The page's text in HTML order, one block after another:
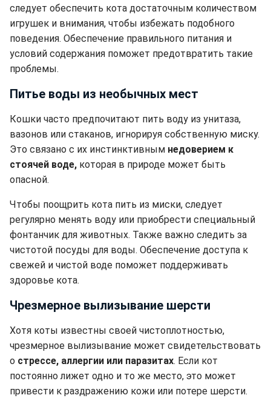
следует обеспечить кота достаточным количеством
игрушек и внимания, чтобы избежать подобного
поведения. Обеспечение правильного питания и
условий содержания поможет предотвратить такие
проблемы.
Питье воды из необычных мест
Кошки часто предпочитают пить воду из унитаза,
вазонов или стаканов, игнорируя собственную миску.
Это связано с их инстинктивным недоверием к
стоячей воде, которая в природе может быть
опасной.
Чтобы поощрить кота пить из миски, следует
регулярно менять воду или приобрести специальный
фонтанчик для животных. Также важно следить за
чистотой посуды для воды. Обеспечение доступа к
свежей и чистой воде поможет поддерживать
здоровье кота.
Чрезмерное вылизывание шерсти
Хотя коты известны своей чистоплотностью,
чрезмерное вылизывание может свидетельствовать
о стрессе, аллергии или паразитах. Если кот
постоянно лижет одно и то же место, это может
привести к раздражению кожи или потере шерсти.